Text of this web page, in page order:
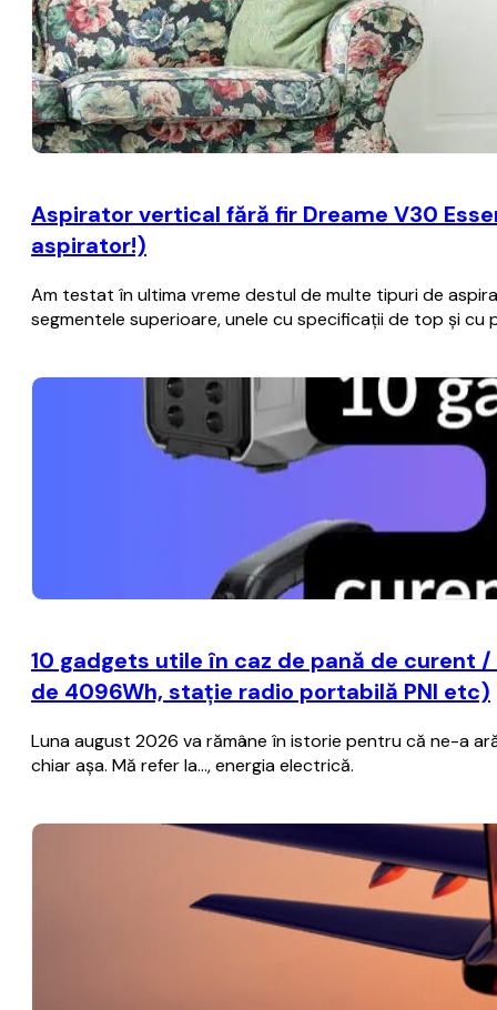
Aspirator vertical fără fir Dreame V30
aspirator!)
Am testat în ultima vreme destul de multe tipuri de
segmentele superioare, unele cu specificații de top și
10 gadgets utile în caz de pană de
de 4096Wh, stație radio portabilă PNI etc)
Luna august 2026 va rămâne în istorie pentru că ne-a
chiar așa. Mă refer la..., energia electrică.